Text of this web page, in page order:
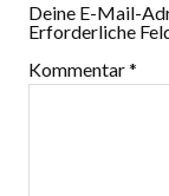
Deine E-Mail-
Erforderliche
Kommentar*